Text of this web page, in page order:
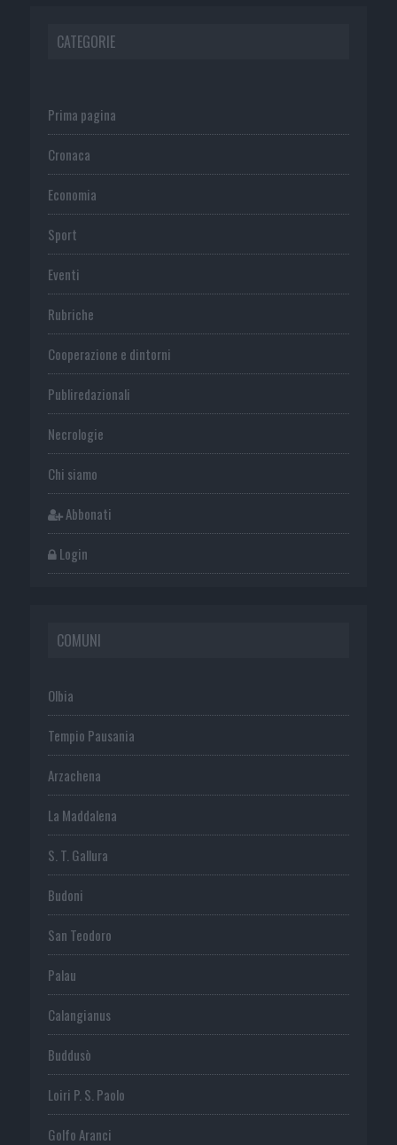
CATEGORIE
Prima pagina
Cronaca
Economia
Sport
Eventi
Rubriche
Cooperazione e dintorni
Publiredazionali
Necrologie
Chi siamo
Abbonati
Login
COMUNI
Olbia
Tempio Pausania
Arzachena
La Maddalena
S. T. Gallura
Budoni
San Teodoro
Palau
Calangianus
Buddusò
Loiri P. S. Paolo
Golfo Aranci